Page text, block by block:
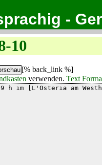
-
10
[% back_link %]
verwenden. Text